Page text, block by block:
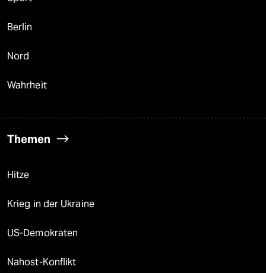
Berlin
Nord
Wahrheit
Themen
Hitze
Krieg in der Ukraine
US-Demokraten
Nahost-Konflikt